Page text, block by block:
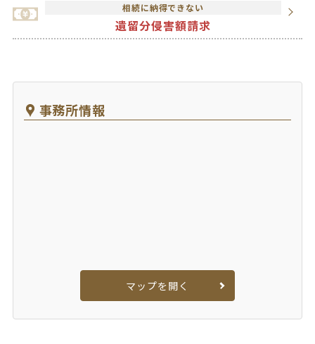
相続に納得できない
遺留分侵害額請求
事務所情報
マップを開く